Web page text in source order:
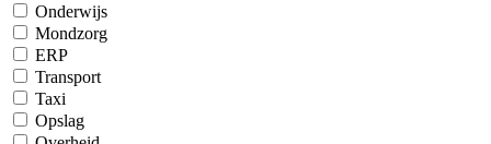
Onderwijs
Mondzorg
ERP
Transport
Taxi
Opslag